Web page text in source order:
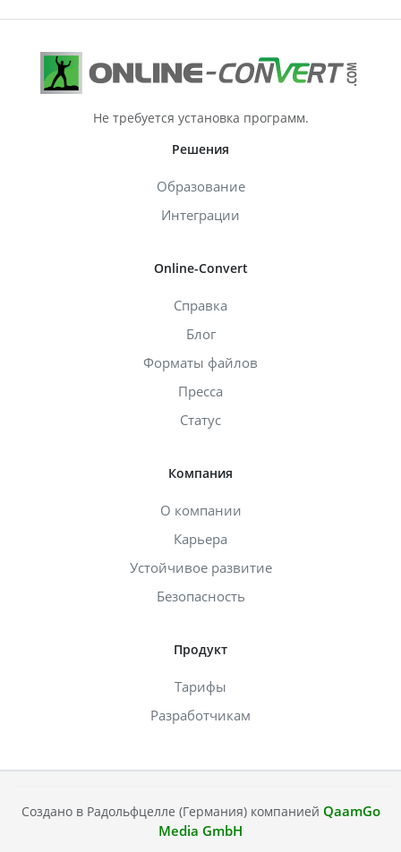
Не требуется установка программ.
Решения
Образование
Интеграции
Online-Convert
Справка
Блог
Форматы файлов
Пресса
Статус
Компания
О компании
Карьера
Устойчивое развитие
Безопасность
Продукт
Тарифы
Разработчикам
Создано в Радольфцелле (Германия) компанией QaamGo
Media GmbH